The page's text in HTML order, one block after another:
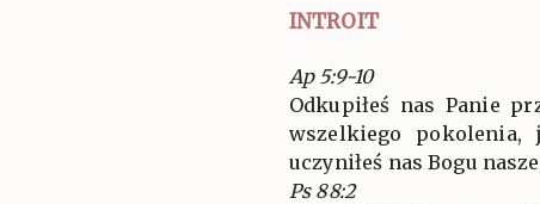
INTROIT
Ap 5:9-10
Odkupiłeś nas Panie
wszelkiego
uczyniłeś nas Bogu
Ps 88:2